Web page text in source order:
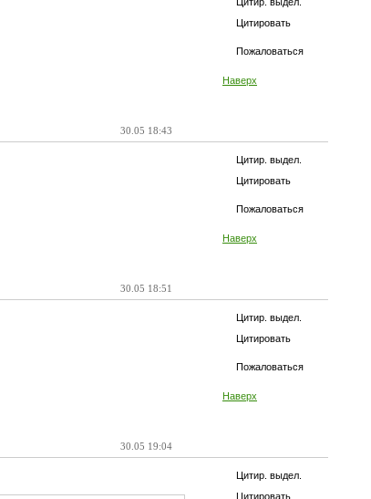
Цитировать
Пожаловаться
Наверх
30.05 18:43
Цитир. выдел.
Цитировать
Пожаловаться
Наверх
30.05 18:51
Цитир. выдел.
Цитировать
Пожаловаться
Наверх
30.05 19:04
Цитир. выдел.
Цитировать